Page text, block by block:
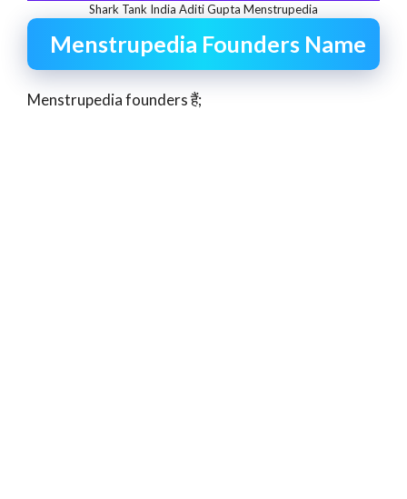
Shark Tank India Aditi Gupta Menstrupedia
Menstrupedia Founders Name
Menstrupedia founders हैं;